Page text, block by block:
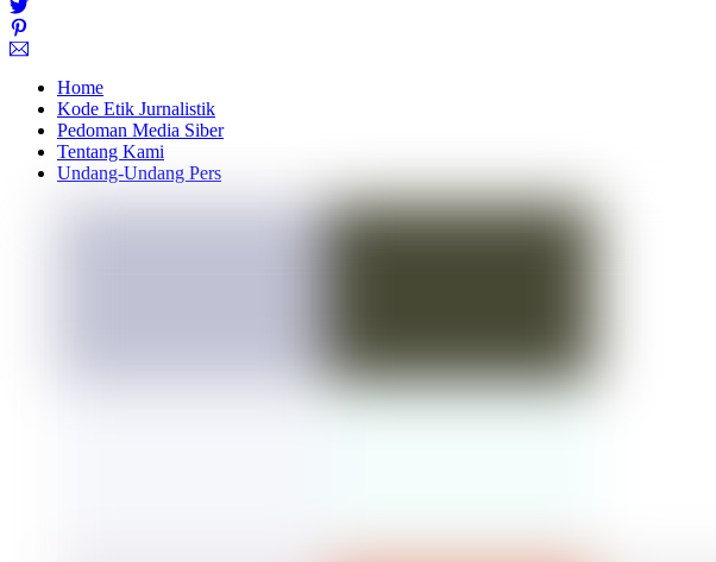
Home
Kode Etik Jurnalistik
Pedoman Media Siber
Tentang Kami
Undang-Undang Pers